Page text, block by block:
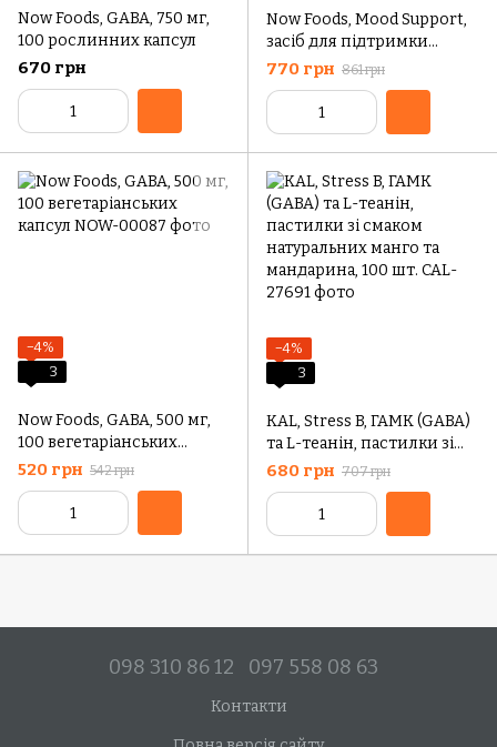
Now Foods, GABA, 750 мг,
100 рослинних капсул
670 грн
Now Foods, Mood Support,
засіб для підтримки
настрою зі звіробоєм, 90
вегетаріанських капсул
770 грн 861 грн
−4%
3
Now Foods, GABA, 500 мг,
100 вегетаріанських
капсул
520 грн 542 грн
−4%
3
KAL, Stress B, ГАМК (GABA)
та L-теанін, пастилки зі
смаком натуральних
манго та мандарина, 100
680 грн 707 грн
098 310 86 12 097 558 08 63
Контакти